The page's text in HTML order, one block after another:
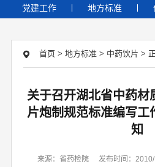
党建工作
地方标准
首页 >地方标准 > 中药饮片 >
关于召开湖北省中药材
片炮制规范标准编写工
知
来源：省药检院 发布时间：